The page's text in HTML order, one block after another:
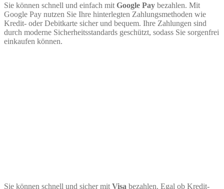
Sie können schnell und einfach mit Google Pay bezahlen. Mit
Google Pay nutzen Sie Ihre hinterlegten Zahlungsmethoden wie
Kredit- oder Debitkarte sicher und bequem. Ihre Zahlungen sind
durch moderne Sicherheitsstandards geschützt, sodass Sie sorgenfrei
einkaufen können.
Sie können schnell und sicher mit Visa bezahlen. Egal ob Kredit-